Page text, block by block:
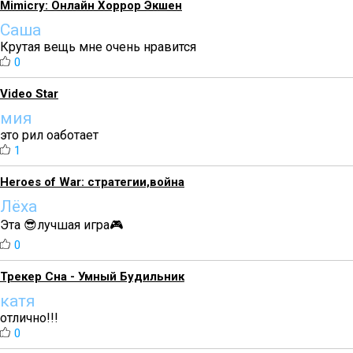
Mimicry: Онлайн Хоррор Экшен
Саша
Крутая вещь мне очень нравится
0
Video Star
мия
это рил оаботает
1
Heroes of War: стратегии,война
Лёха
Эта 😎лучшая игра🎮
0
Трекер Сна - Умный Будильник
катя
отлично!!!
0